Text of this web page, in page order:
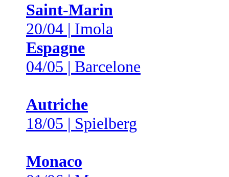
Saint-Marin
20/04 | Imola
Espagne
04/05 | Barcelone
Autriche
18/05 | Spielberg
Monaco